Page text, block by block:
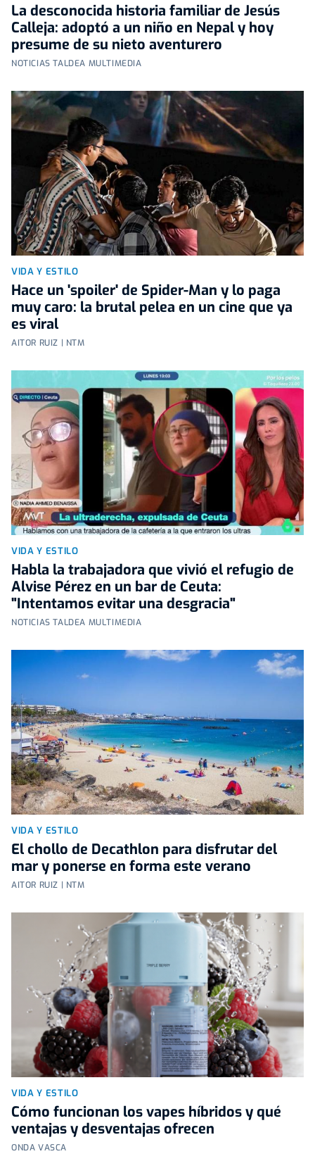
La desconocida historia familiar de Jesús
Calleja: adoptó a un niño en Nepal y hoy
presume de su nieto aventurero
NOTICIAS TALDEA MULTIMEDIA
VIDA Y ESTILO
Hace un 'spoiler' de Spider-Man y lo paga
muy caro: la brutal pelea en un cine que ya
es viral
AITOR RUIZ | NTM
VIDA Y ESTILO
Habla la trabajadora que vivió el refugio de
Alvise Pérez en un bar de Ceuta:
"Intentamos evitar una desgracia"
NOTICIAS TALDEA MULTIMEDIA
VIDA Y ESTILO
El chollo de Decathlon para disfrutar del
mar y ponerse en forma este verano
AITOR RUIZ | NTM
VIDA Y ESTILO
Cómo funcionan los vapes híbridos y qué
ventajas y desventajas ofrecen
ONDA VASCA